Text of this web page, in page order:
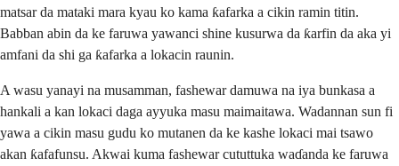
matsar da mataki mara kyau ko kama ƙafarka a cikin ramin titin.
Babban abin da ke faruwa yawanci shine kusurwa da ƙarfin da aka yi
amfani da shi ga ƙafarka a lokacin raunin.
A wasu yanayi na musamman, fashewar damuwa na iya bunkasa a
hankali a kan lokaci daga ayyuka masu maimaitawa. Wadannan sun fi
yawa a cikin masu gudu ko mutanen da ke kashe lokaci mai tsawo
akan ƙafafunsu. Akwai kuma fashewar cututtuka waɗanda ke faruwa